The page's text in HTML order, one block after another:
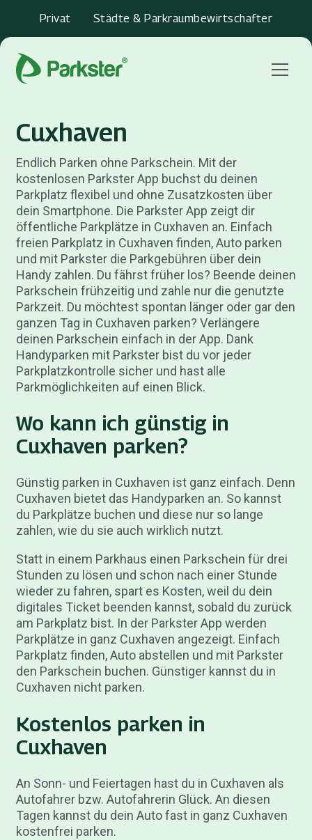
Privat Städte & Parkraumbewirtschafter
Menu
Cuxhaven
Endlich Parken ohne Parkschein. Mit der
kostenlosen Parkster App buchst du deinen
Parkplatz flexibel und ohne Zusatzkosten über
dein Smartphone. Die Parkster App zeigt dir
öffentliche Parkplätze in Cuxhaven an. Einfach
freien Parkplatz in Cuxhaven finden, Auto parken
und mit Parkster die Parkgebühren über dein
Handy zahlen. Du fährst früher los? Beende deinen
Parkschein frühzeitig und zahle nur die genutzte
Parkzeit. Du möchtest spontan länger oder gar den
ganzen Tag in Cuxhaven parken? Verlängere
deinen Parkschein einfach in der App. Dank
Handyparken mit Parkster bist du vor jeder
Parkplatzkontrolle sicher und hast alle
Parkmöglichkeiten auf einen Blick.
Wo kann ich günstig in
Cuxhaven parken?
Günstig parken in Cuxhaven ist ganz einfach. Denn
Cuxhaven bietet das Handyparken an. So kannst
du Parkplätze buchen und diese nur so lange
zahlen, wie du sie auch wirklich nutzt.
Statt in einem Parkhaus einen Parkschein für drei
Stunden zu lösen und schon nach einer Stunde
wieder zu fahren, spart es Kosten, weil du dein
digitales Ticket beenden kannst, sobald du zurück
am Parkplatz bist. In der Parkster App werden
Parkplätze in ganz Cuxhaven angezeigt. Einfach
Parkplatz finden, Auto abstellen und mit Parkster
den Parkschein buchen. Günstiger kannst du in
Cuxhaven nicht parken.
Kostenlos parken in
Cuxhaven
An Sonn- und Feiertagen hast du in Cuxhaven als
Autofahrer bzw. Autofahrerin Glück. An diesen
Tagen kannst du dein Auto fast in ganz Cuxhaven
kostenfrei parken.